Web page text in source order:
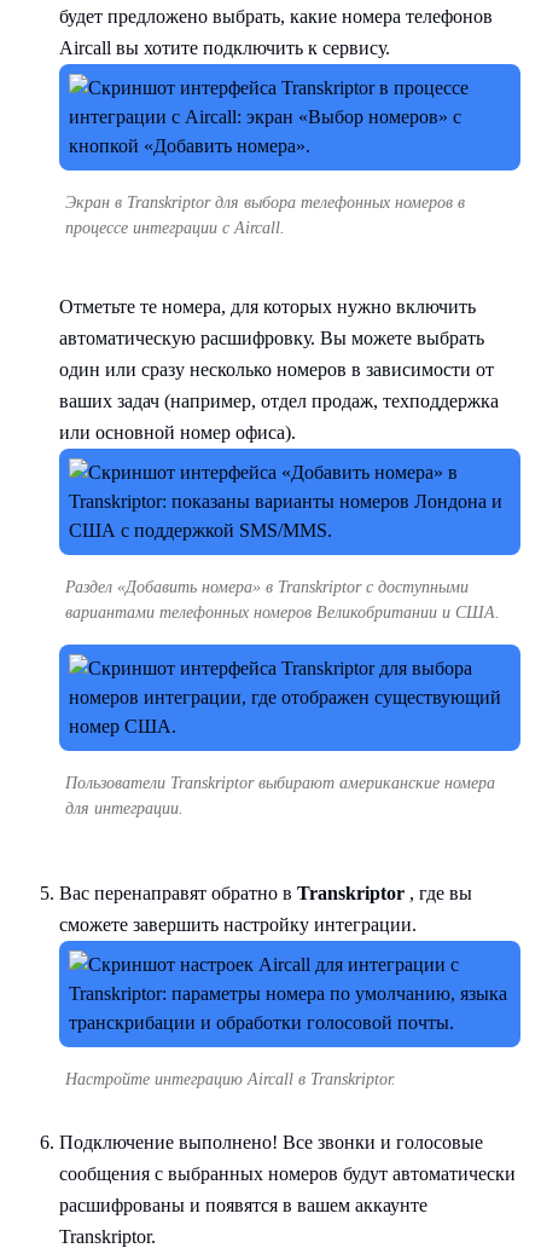
будет предложено выбрать, какие номера телефонов
Aircall вы хотите подключить к сервису.
Экран в Transkriptor для выбора телефонных номеров в
процессе интеграции с Aircall.
Отметьте те номера, для которых нужно включить
автоматическую расшифровку. Вы можете выбрать
один или сразу несколько номеров в зависимости от
ваших задач (например, отдел продаж, техподдержка
или основной номер офиса).
Раздел «Добавить номера» в Transkriptor с доступными
вариантами телефонных номеров Великобритании и США.
Пользователи Transkriptor выбирают американские номера
для интеграции.
Вас перенаправят обратно в Transkriptor , где вы
сможете завершить настройку интеграции.
Настройте интеграцию Aircall в Transkriptor.
Подключение выполнено! Все звонки и голосовые
сообщения с выбранных номеров будут автоматически
расшифрованы и появятся в вашем аккаунте
Transkriptor.